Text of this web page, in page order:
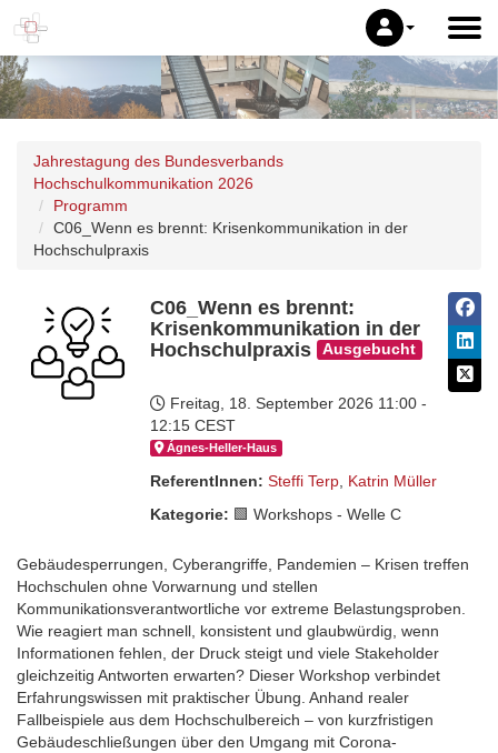
Jahrestagung des Bundesverbands
Hochschulkommunikation 2026
Programm
C06_Wenn es brennt: Krisenkommunikation in der
Hochschulpraxis
C06_Wenn es brennt:
Krisenkommunikation in der
Hochschulpraxis
Ausgebucht
Freitag, 18. September 2026 11:00 -
12:15 CEST
Ágnes-Hel­ler-Haus
ReferentInnen: Steffi Terp, Katrin Müller
Kategorie: 🟩 Workshops - Welle C
Gebäudesperrungen, Cyberangriffe, Pandemien – Krisen treffen
Hochschulen ohne Vorwarnung und stellen
Kommunikationsverantwortliche vor extreme Belastungsproben.
Wie reagiert man schnell, konsistent und glaubwürdig, wenn
Informationen fehlen, der Druck steigt und viele Stakeholder
gleichzeitig Antworten erwarten? Dieser Workshop verbindet
Erfahrungswissen mit praktischer Übung. Anhand realer
Fallbeispiele aus dem Hochschulbereich – von kurzfristigen
Gebäudeschließungen über den Umgang mit Corona-